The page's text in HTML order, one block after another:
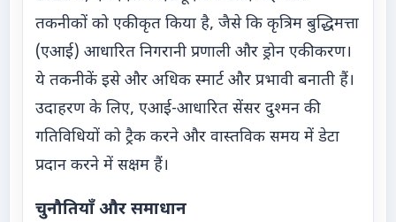
तकनीकों को एकीकृत किया है, जैसे कि कृत्रिम बुद्धिमत्ता
(एआई) आधारित निगरानी प्रणाली और ड्रोन एकीकरण।
ये तकनीकें इसे और अधिक स्मार्ट और प्रभावी बनाती हैं।
उदाहरण के लिए, एआई-आधारित सेंसर दुश्मन की
गतिविधियों को ट्रैक करने और वास्तविक समय में डेटा
प्रदान करने में सक्षम हैं।
चुनौतियाँ और समाधान